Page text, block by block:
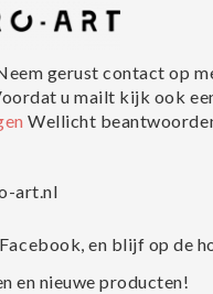
gerust contact op
u mailt kijk ook
Wellicht
art.nl
en blijf op de
en nieuwe producten!